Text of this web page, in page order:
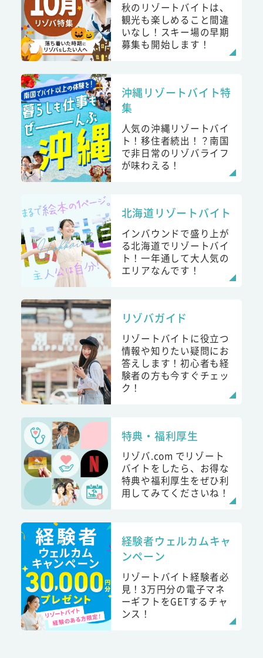
秋のリゾートバイトは、
観光も楽しめること間違
いなし！スキー場の早期
募集も開始します！
沖縄リゾートバイト特
集
人気の沖縄リゾートバイ
ト！移住者続出！？南国
で非日常のリゾバライフ
が味わえる！
北海道リゾートバイト
インバウンドで盛り上が
る北海道でリゾートバイ
ト！一年通して大人気の
エリアなんです！
リゾバガイド
リゾートバイトに役立つ
情報や知りたい疑問にお
答えします！初心者も経
験者の方も今すぐチェッ
ク！
特典・福利厚生
リゾバ.com でリゾート
バイトをしたら、お得な
特典や福利厚生をぜひ利
用してみてくださいね！
経験者ウェルカムキャ
ンペーン
リゾートバイト経験者必
見！3万円分の電子マネ
ーギフトをGETするチャ
ンス！